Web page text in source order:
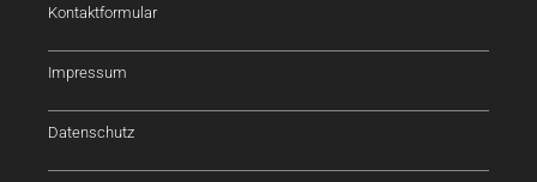
Kontaktformular
Impressum
Datenschutz